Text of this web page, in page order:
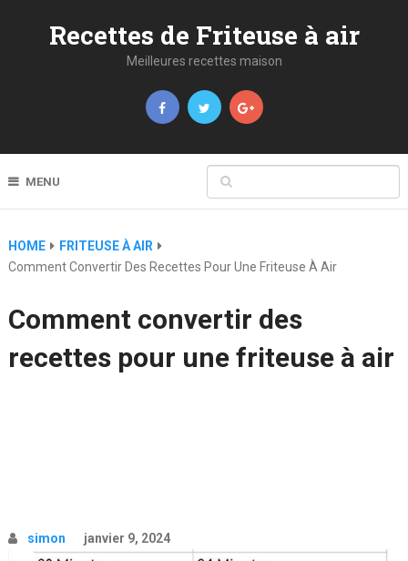
Recettes de Friteuse à air
Meilleures recettes maison
MENU
HOME
FRITEUSE À AIR
Comment Convertir Des Recettes Pour Une Friteuse À Air
Comment convertir des
recettes pour une friteuse à air
simon janvier 9, 2024